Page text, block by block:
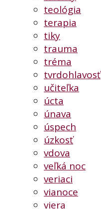
teológia
terapia
tiky
trauma
tréma
tvrdohlavosť
učiteľka
úcta
únava
úspech
úzkosť
vdova
veľká noc
veriaci
vianoce
viera